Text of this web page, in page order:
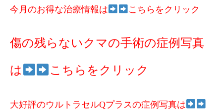
今月のお得な治療情報は こちらをクリック
傷の残らないクマの手術の症例写真
は こちらをクリック
大好評のウルトラセルQプラスの症例写真は